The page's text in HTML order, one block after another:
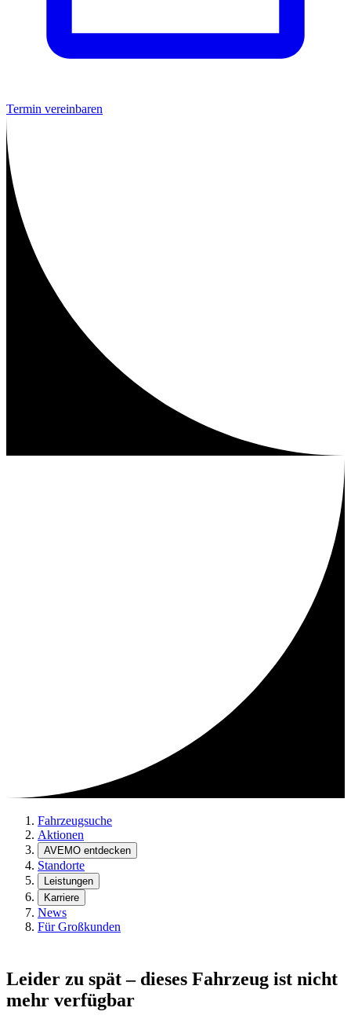
Termin vereinbaren
Fahrzeugsuche
Aktionen
AVEMO entdecken
Standorte
Leistungen
Karriere
News
Für Großkunden
Leider zu spät – dieses Fahrzeug ist nicht
mehr verfügbar